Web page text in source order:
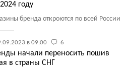
году
бренда откроются по всей России
в 09:00 6
начали переносить пошив
в страны СНГ